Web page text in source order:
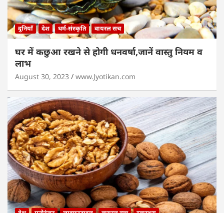
दुनियाँ देश धर्म-संस्कृति वायरल सच
घर में कछुआ रखने से होगी धनवर्षा,जानें वास्तु नियम व
लाभ
August 30, 2023 www.Jyotikan.com